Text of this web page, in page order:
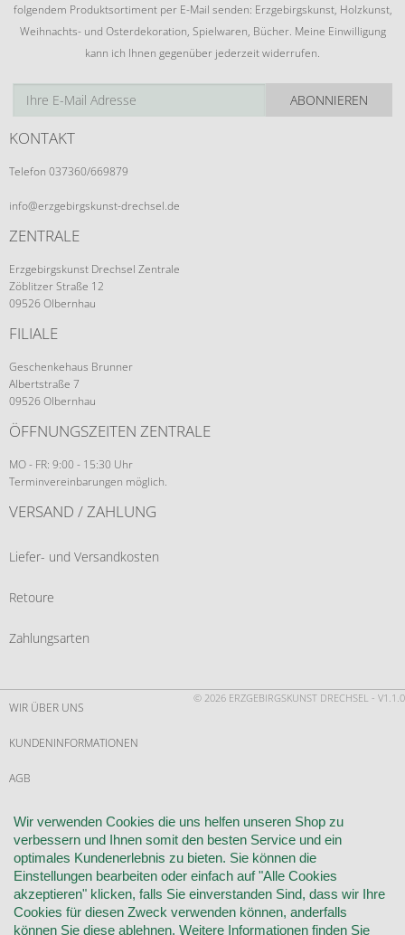
folgendem Produktsortiment per E-Mail senden: Erzgebirgskunst, Holzkunst,
Weihnachts- und Osterdekoration, Spielwaren, Bücher. Meine Einwilligung
kann ich Ihnen gegenüber jederzeit widerrufen.
ABONNIEREN
KONTAKT
Telefon 037360/669879
info@erzgebirgskunst-drechsel.de
ZENTRALE
Erzgebirgskunst Drechsel Zentrale
Zöblitzer Straße 12
09526 Olbernhau
FILIALE
Geschenkehaus Brunner
Albertstraße 7
09526 Olbernhau
ÖFFNUNGSZEITEN ZENTRALE
MO - FR: 9:00 - 15:30 Uhr
Terminvereinbarungen möglich.
VERSAND / ZAHLUNG
Liefer- und Versandkosten
Retoure
Zahlungsarten
© 2026 ERZGEBIRGSKUNST DRECHSEL - V1.1.0
WIR ÜBER UNS
KUNDENINFORMATIONEN
AGB
WIDERRUF
VERTRAG WIDERRUFEN
KONTAKT
DATENSCHUTZ
Wir verwenden Cookies die uns helfen unseren Shop zu
verbessern und Ihnen somit den besten Service und ein
optimales Kundenerlebnis zu bieten. Sie können die
Einstellungen bearbeiten oder einfach auf "Alle Cookies
akzeptieren" klicken, falls Sie einverstanden Sind, dass wir Ihre
Cookies für diesen Zweck verwenden können, anderfalls
können Sie diese ablehnen. Weitere Informationen finden Sie